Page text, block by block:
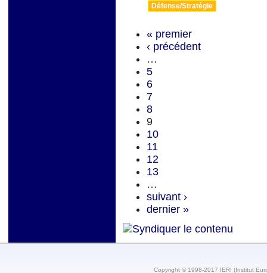
Défense/Stratégie
« premier
‹ précédent
…
5
6
7
8
9
10
11
12
13
…
suivant ›
dernier »
Copyright © 1998-2017 IERI (Institut